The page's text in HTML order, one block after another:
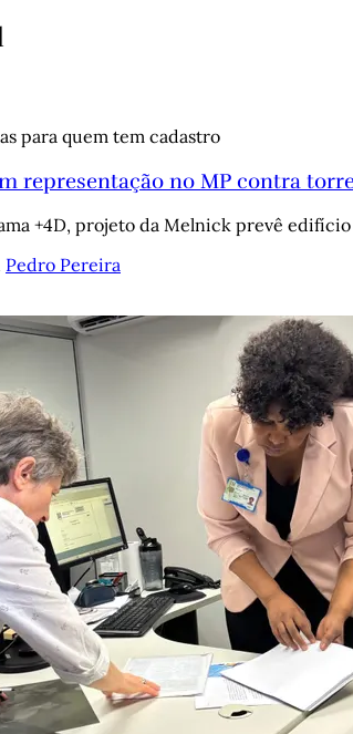
para quem tem cadastro
representação no MP contra
+4D, projeto da Melnick prevê
Pedro Pereira